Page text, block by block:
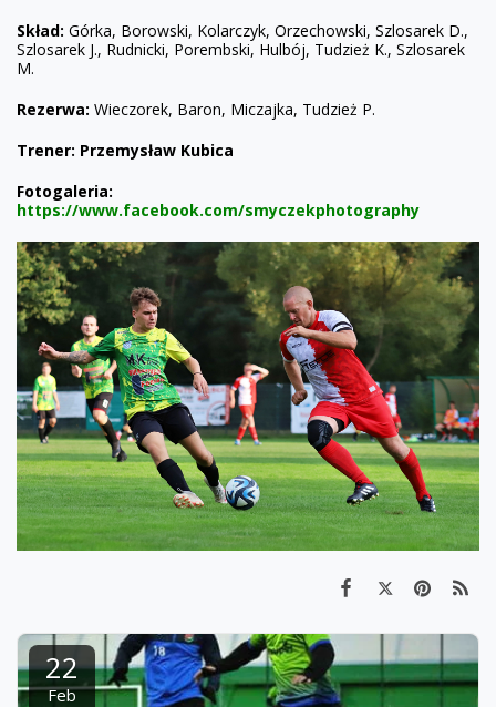
Skład: Górka, Borowski, Kolarczyk, Orzechowski, Szlosarek D.,
Szlosarek J., Rudnicki, Porembski, Hulbój, Tudzież K., Szlosarek
M.
Rezerwa: Wieczorek, Baron, Miczajka, Tudzież P.
Trener: Przemysław Kubica
Fotogaleria:
https://www.facebook.com/smyczekphotography
22
Feb